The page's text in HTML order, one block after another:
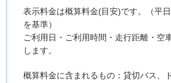
・表示料金は概算料金(目安)です。（平
を基準）
ご利用日・ご利用時間・走行距離・空
します。
・概算料金に含まれるもの：貸切バス、